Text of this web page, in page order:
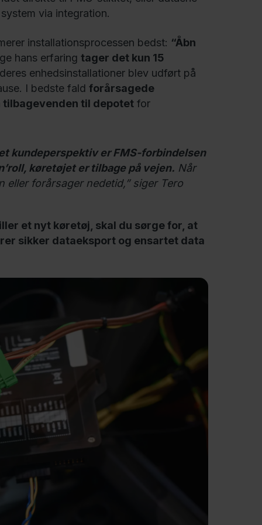
via integration.
installationsprocessen bedst: “Åbn
hans erfaring tager det kun 15
enhedsinstallationer blev udført på
I bedste fald forårsagede
tilbagevenden til depotet for
kundeperspektiv er FMS-forbindelsen
køretøjet er tilbage på vejen. Når
forårsager nedetid,” siger Tero
et nyt køretøj, skal du sørge for, at
sikker dataeksport og ensartet data